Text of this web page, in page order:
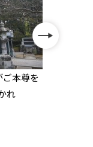
ご本尊を
れ